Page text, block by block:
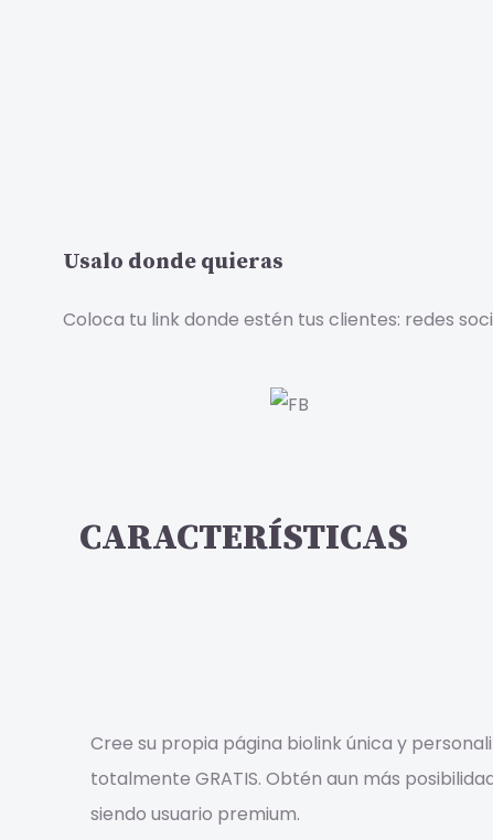
Usalo donde quieras
Coloca tu link donde estén tus clientes: redes
CARACTERÍSTICAS
Cree su propia página biolink única y
totalmente GRATIS. Obtén aun más
siendo usuario premium.